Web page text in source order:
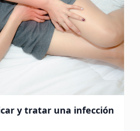
y tratar una infección